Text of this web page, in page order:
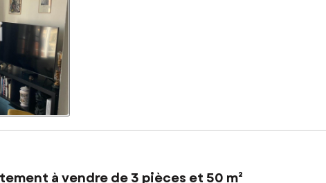
à vendre de 3 pièces et 50 m²